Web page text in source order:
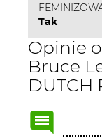
Tak
Opinie
Bruce
DUTCH